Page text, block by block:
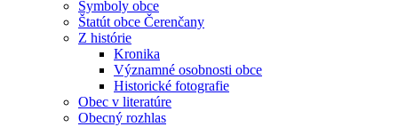
Symboly obce
Štatút obce Čerenčany
Z histórie
Kronika
Významné osobnosti obce
Historické fotografie
Obec v literatúre
Obecný rozhlas